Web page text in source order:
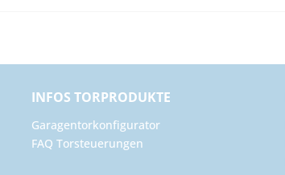
INFOS TORPRODUKTE
Garagentorkonfigurator
FAQ Torsteuerungen